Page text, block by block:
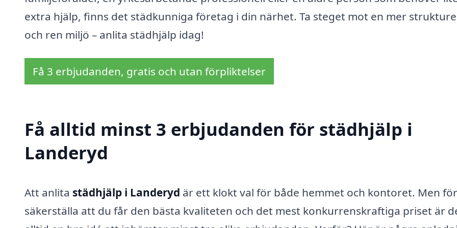
extra hjälp, finns det städkunniga företag i din närhet. Ta steget mot en mer
och ren miljö – anlita städhjälp idag!
Få 3 erbjudanden, gratis och utan förpliktelser
Få alltid minst 3 erbjudanden för städhjälp i
Landeryd
Att anlita städhjälp i Landeryd är ett klokt val för både hemmet och kontoret. Men
säkerställa att du får den bästa kvaliteten och det mest konkurrenskraftiga priset är